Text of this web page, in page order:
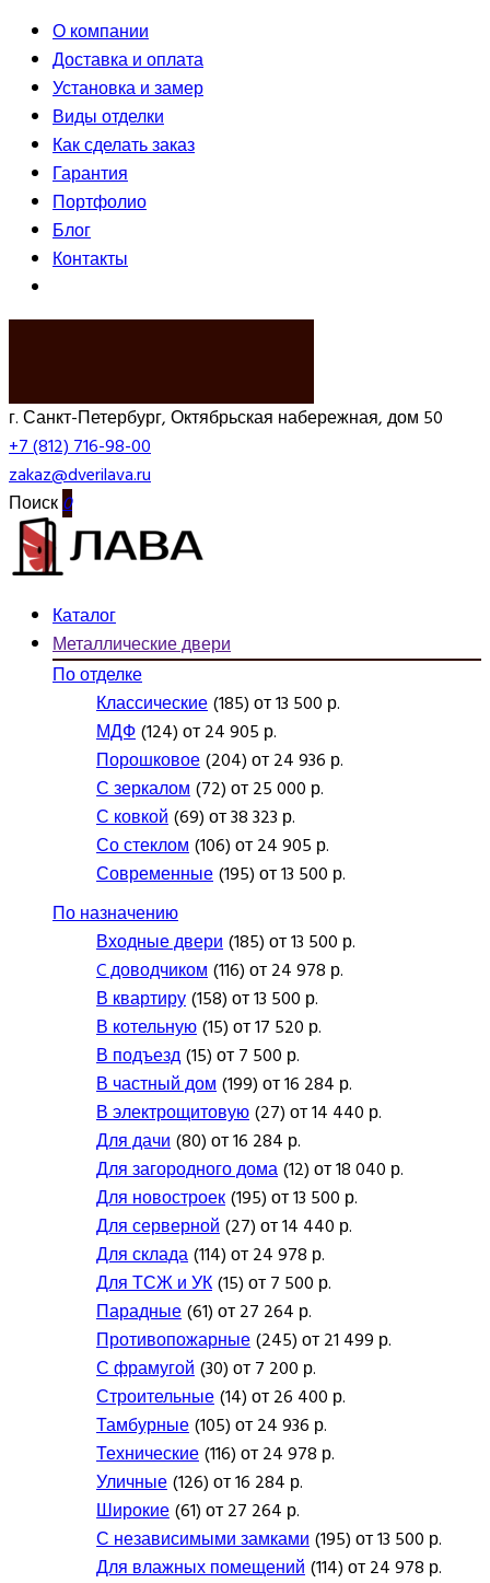
О компании
Доставка и оплата
Установка и замер
Виды отделки
Как сделать заказ
Гарантия
Портфолио
Блог
Контакты
г. Санкт-Петербург, Октябрьская набережная, дом 50
+7 (812) 716-98-00
zakaz@dverilava.ru
Поиск0
Каталог
Металлические двери
По отделке
Классические(185) от 13 500 р.
МДФ(124) от 24 905 р.
Порошковое(204) от 24 936 р.
С зеркалом(72) от 25 000 р.
С ковкой(69) от 38 323 р.
Со стеклом(106) от 24 905 р.
Современные(195) от 13 500 р.
По назначению
Входные двери(185) от 13 500 р.
C доводчиком(116) от 24 978 р.
В квартиру(158) от 13 500 р.
В котельную(15) от 17 520 р.
В подъезд(15) от 7 500 р.
В частный дом(199) от 16 284 р.
В электрощитовую(27) от 14 440 р.
Для дачи(80) от 16 284 р.
Для загородного дома(12) от 18 040 р.
Для новостроек(195) от 13 500 р.
Для серверной(27) от 14 440 р.
Для склада(114) от 24 978 р.
Для ТСЖ и УК(15) от 7 500 р.
Парадные(61) от 27 264 р.
Противопожарные(245) от 21 499 р.
С фрамугой(30) от 7 200 р.
Строительные(14) от 26 400 р.
Тамбурные(105) от 24 936 р.
Технические(116) от 24 978 р.
Уличные(126) от 16 284 р.
Широкие(61) от 27 264 р.
С независимыми замками(195) от 13 500 р.
Для влажных помещений(114) от 24 978 р.